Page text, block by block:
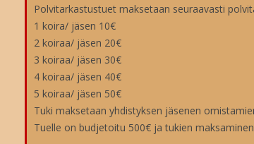
Polvitarkastustuet maksetaan seuraavasti
1 koira/ jäsen 10€
2 koiraa/ jäsen 20€
3 koiraa/ jäsen 30€
4 koiraa/ jäsen 40€
5 koiraa/ jäsen 50€
Tuki maksetaan yhdistyksen jäsenen
Tuelle on budjetoitu 500€ ja tukien